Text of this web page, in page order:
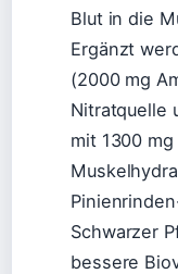
Blut in die
Ergänzt
(2000 mg
Nitratquelle
mit 1300
Schwarzer
bessere